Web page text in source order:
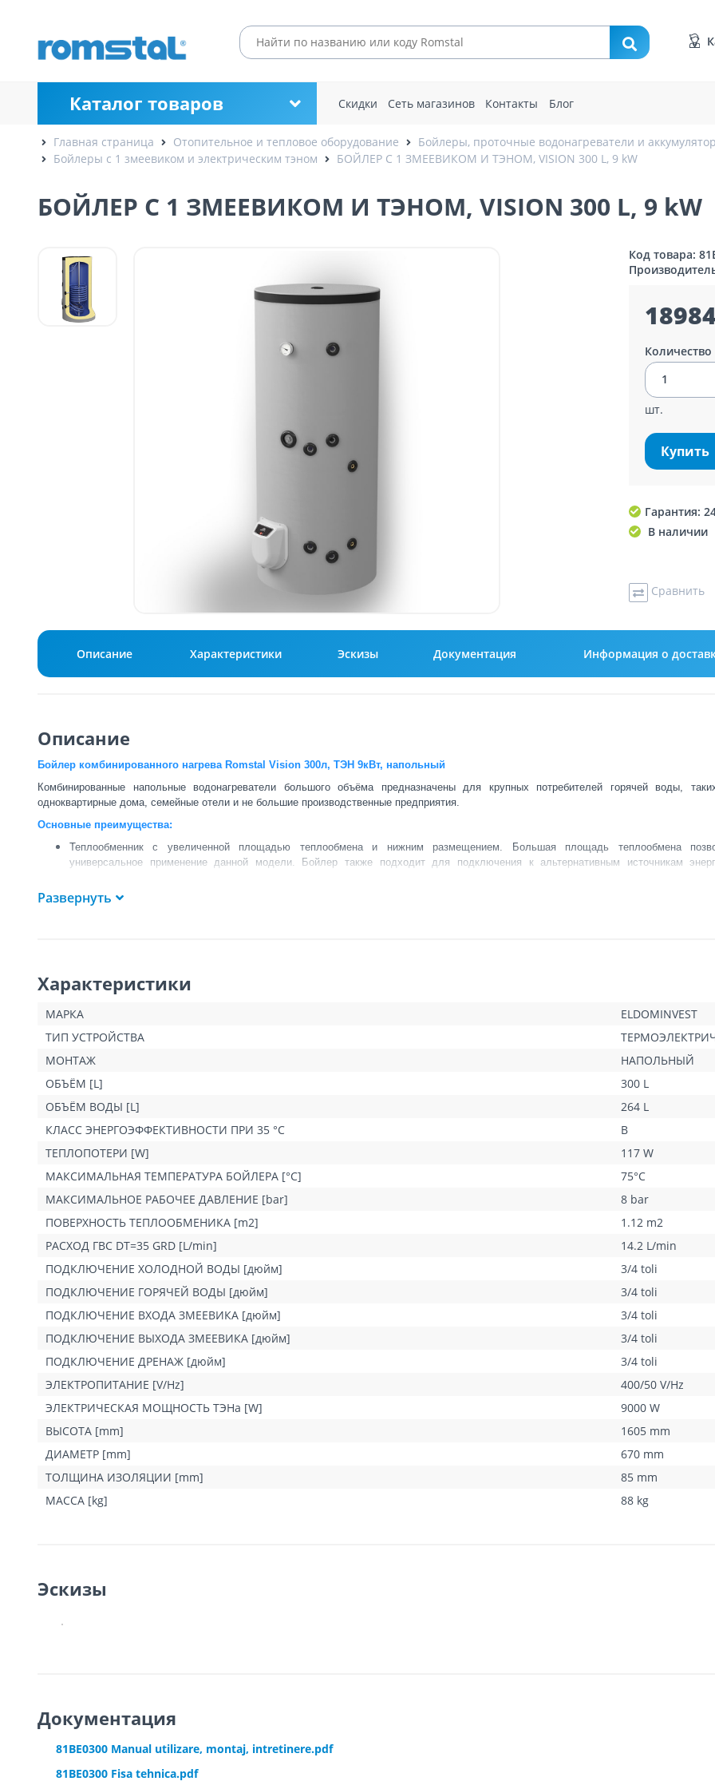
Каталог товаров Скидки Сеть магазинов Контакты Блог
Главная страница Отопительное и тепловое оборудование Бойлеры, проточные водонагреватели и
Бойлеры с 1 змеевиком и электрическим тэном
БОЙЛЕР С 1 ЗМЕЕВИКОМ И ТЭНОМ, VISION 300 L, 9 kW
БОЙЛЕР С 1 ЗМЕЕВИКОМ И ТЭНОМ, VISION 300 L, 9 kW
Код товара:
Количество
шт.
Купить
Гарантия:
В наличии
Сравнить
Описание Характеристики Эскизы Документация Информация о
Описание
Бойлер комбинированного нагрева Romstal Vision 300л, ТЭН 9кВт, напольный
Комбинированные напольные водонагреватели большого объёма предназначены для крупных потребителей горячей воды,
одноквартирные дома, семейные отели и не большие производственные предприятия.
Основные преимущества:
Теплообменник с увеличенной площадью теплообмена и нижним размещением. Большая площадь теплообмена
универсальное применение данной модели. Бойлер также подходит для подключения к альтернативным источникам
Чрезвычайно низкие потери тепла, поскольку бак имеет изоляционный слой из экспандированной полиуретановой пены толщиной
Корпус из синтетического износостойкого материала цвет INOX.
Муфта для установки дополнительного электрического нагревателя.
Внешний терморегулятор – позволяет устанавливать температуру подогреваемой воды.
Точный термометр.
Комбинированный металлический предохранительный клапан.
Соединения, удобные для установки и эксплуатации бойлера.
Примечание: бойлер также может питаться от однофазной сети 230В/50Гц, при этом подводимая электрическая мощность будет
Преобразование электрического подключения бойлера должно производиться только квалифицированным персоналом.
Развернуть
Характеристики
МАРКА
ELDOMINVEST
ТИП УСТРОЙСТВА
МОНТАЖ
НАПОЛЬНЫЙ
ОБЪЁМ [L]
300 L
ОБЪЁМ ВОДЫ [L]
264 L
КЛАСС ЭНЕРГОЭФФЕКТИВНОСТИ ПРИ 35 °C
B
ТЕПЛОПОТЕРИ [W]
117 W
МАКСИМАЛЬНАЯ ТЕМПЕРАТУРА БОЙЛЕРА [°C]
75°C
МАКСИМАЛЬНОЕ РАБОЧЕЕ ДАВЛЕНИЕ [bar]
8 bar
ПОВЕРХНОСТЬ ТЕПЛООБМЕНИКА [m2]
1.12 m2
РАСХОД ГВС DT=35 GRD [L/min]
14.2 L/min
ПОДКЛЮЧЕНИЕ ХОЛОДНОЙ ВОДЫ [дюйм]
3/4 toli
ПОДКЛЮЧЕНИЕ ГОРЯЧЕЙ ВОДЫ [дюйм]
3/4 toli
ПОДКЛЮЧЕНИЕ ВХОДА ЗМЕЕВИКА [дюйм]
3/4 toli
ПОДКЛЮЧЕНИЕ ВЫХОДА ЗМЕЕВИКА [дюйм]
3/4 toli
ПОДКЛЮЧЕНИЕ ДРЕНАЖ [дюйм]
3/4 toli
ЭЛЕКТРОПИТАНИЕ [V/Hz]
400/50 V/Hz
ЭЛЕКТРИЧЕСКАЯ МОЩНОСТЬ ТЭНа [W]
9000 W
ВЫСОТА [mm]
1605 mm
ДИАМЕТР [mm]
670 mm
ТОЛЩИНА ИЗОЛЯЦИИ [mm]
85 mm
МАССА [kg]
88 kg
Эскизы
Документация
81BE0300 Manual utilizare, montaj, intretinere.pdf
81BE0300 Fisa tehnica.pdf